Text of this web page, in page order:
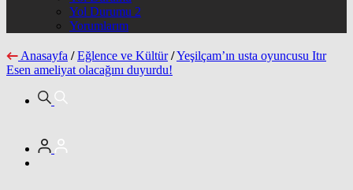
Yol Durumu 2
Yorumlarım
Anasayfa / Eğlence ve Kültür /Yeşilçam’ın usta oyuncusu Itır
Esen ameliyat olacağını duyurdu!